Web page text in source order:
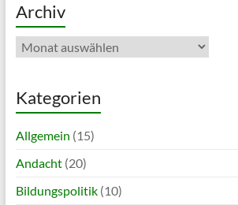
Archiv
Archiv
Kategorien
Allgemein (15)
Andacht(20)
Bildungspolitik(10)